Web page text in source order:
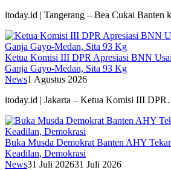
itoday.id | Tangerang – Bea Cukai Banten
Ketua Komisi III DPR Apresiasi BNN
Ganja Gayo-Medan, Sita 93 Kg
News1 Agustus 2026
itoday.id | Jakarta – Ketua Komisi III
Buka Musda Demokrat Banten AHY
Keadilan, Demokrasi
News31 Juli 202631 Juli 2026